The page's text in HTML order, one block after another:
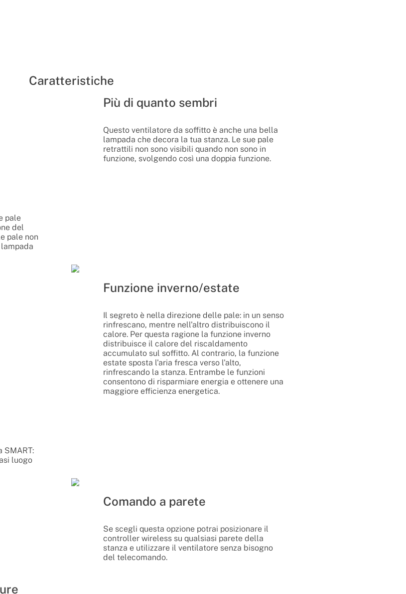
Caratteristiche
Più di quanto sembri
Questo ventilatore da soffitto è anche una bella
lampada che decora la tua stanza. Le sue pale
retrattili non sono visibili quando non sono in
funzione, svolgendo così una doppia funzione.
pale
del
pale non
Funzione inverno/estate
Il segreto è nella direzione delle pale: in un senso
rinfrescano, mentre nell'altro distribuiscono il
calore. Per questa ragione la funzione inverno
distribuisce il calore del riscaldamento
accumulato sul soffitto. Al contrario, la funzione
estate sposta l'aria fresca verso l'alto,
rinfrescando la stanza. Entrambe le funzioni
consentono di risparmiare energia e ottenere una
maggiore efficienza energetica.
SMART:
luogo
Comando a parete
Se scegli questa opzione potrai posizionare il
controller wireless su qualsiasi parete della
stanza e utilizzare il ventilatore senza bisogno
del telecomando.